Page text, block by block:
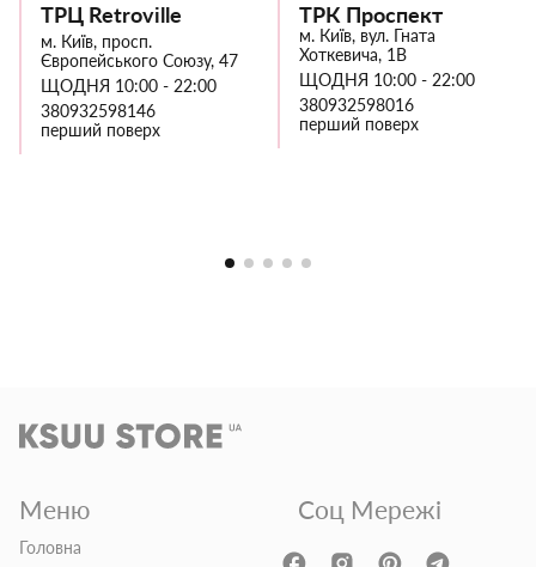
ТРЦ Retroville
м. Київ, просп.
Європейського Союзу, 47
ЩОДНЯ 10:00 - 22:00
380932598146
перший поверх
ТРК Проспект
м. Київ, вул. Гната
Хоткевича, 1В
ЩОДНЯ 10:00 - 22:00
380932598016
перший поверх
Меню
Головна
Соц Мережі